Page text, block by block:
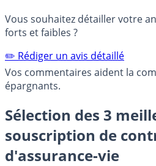
Vous souhaitez détailler votre
forts et faibles ?
✏️ Rédiger un avis détaillé
Vos commentaires aident la
épargnants.
Sélection des 3
souscription de
d'assurance-vie